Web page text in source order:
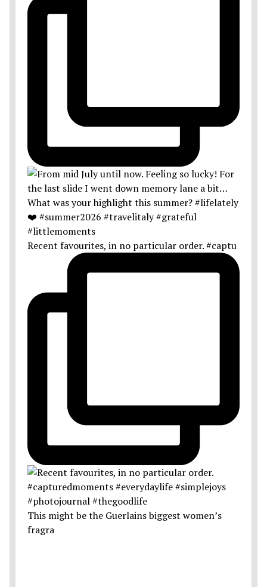
Recent favourites, in no particular order. #captu
This might be the Guerlains biggest women’s
fragra